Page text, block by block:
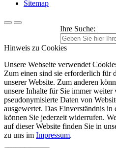
Sitemap
Ihre Suche:
Hinweis zu Cookies
Unsere Webseite verwendet
Zum einen sind sie erforderlich für
unserer Website. Zum anderen
unsere Inhalte für Sie immer weiter
pseudonymisierte Daten von
ausgewertet. Das Einverständnis
können Sie jederzeit widerrufen.
auf dieser Website finden Sie in
zu uns im Impressum.